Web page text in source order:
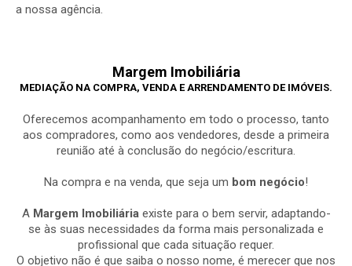
a nossa agência.
Margem Imobiliária
MEDIAÇÃO NA COMPRA, VENDA E ARRENDAMENTO DE IMÓVEIS.
Oferecemos acompanhamento em todo o processo, tanto
aos compradores, como aos vendedores, desde a primeira
reunião até à conclusão do negócio/escritura.
Na compra e na venda, que seja um bom negócio!
A Margem Imobiliáriaexiste para o bem servir, adaptando-
se às suas necessidades da forma mais personalizada e
profissional que cada situação requer.
O objetivo não é que saiba o nosso nome, é merecer que nos